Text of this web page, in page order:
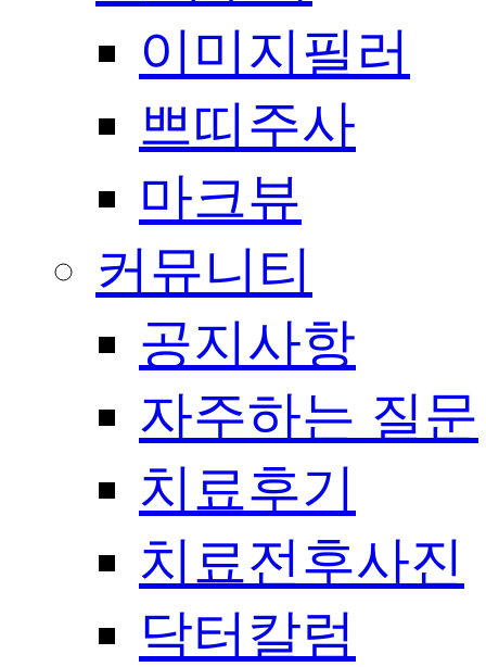
이미지필러
쁘띠주사
마크뷰
커뮤니티
공지사항
자주하는 질문
치료후기
치료전후사진
닥터칼럼